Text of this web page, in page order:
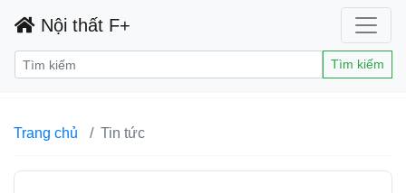
Nội thất F+
Tìm kiếm
Trang chủ Tin tức